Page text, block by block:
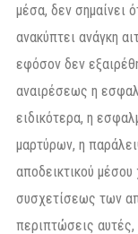
μέσα, δεν σημαίνει
ανακύπτει ανάγκη
εφόσον δεν
αναιρέσεως η
ειδικότερα, η
μαρτύρων, η
αποδεικτικού
συσχετίσεως των
περιπτώσεις